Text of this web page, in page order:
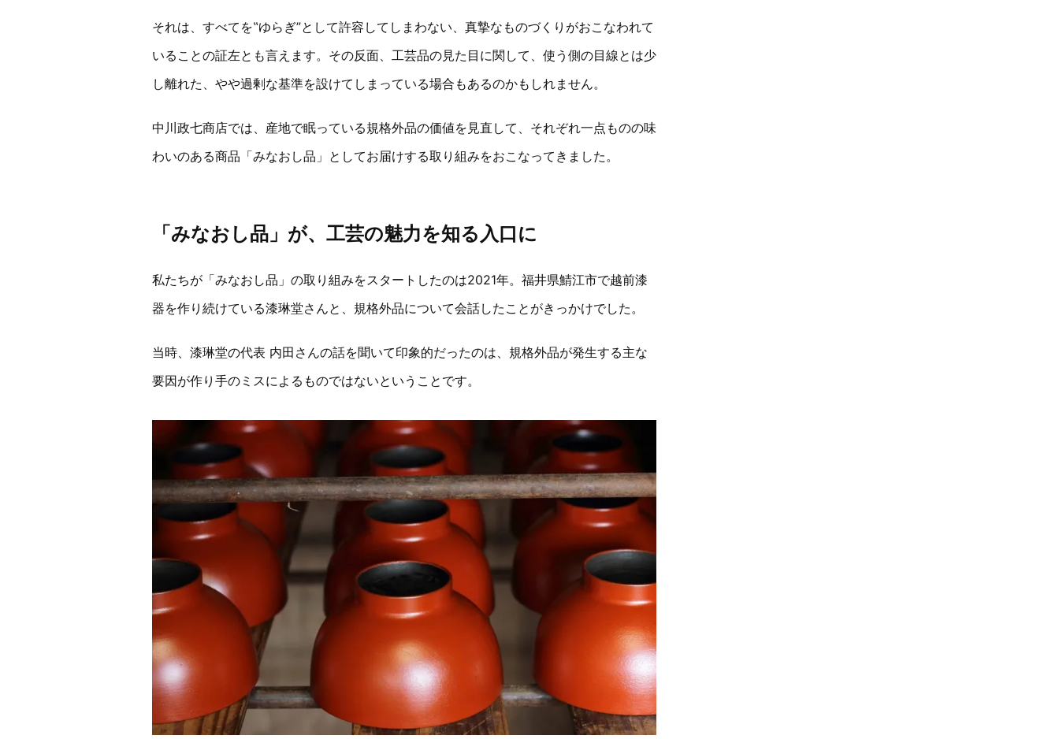
それは、すべてを‟ゆらぎ”として許容してしまわない、真摯なものづくりがおこなわれて
いることの証左とも言えます。その反面、工芸品の見た目に関して、使う側の目線とは少
し離れた、やや過剰な基準を設けてしまっている場合もあるのかもしれません。
中川政七商店では、産地で眠っている規格外品の価値を見直して、それぞれ一点ものの味
わいのある商品「みなおし品」としてお届けする取り組みをおこなってきました。
「みなおし品」が、工芸の魅力を知る入口に
私たちが「みなおし品」の取り組みをスタートしたのは2021年。福井県鯖江市で越前漆
器を作り続けている漆琳堂さんと、規格外品について会話したことがきっかけでした。
当時、漆琳堂の代表 内田さんの話を聞いて印象的だったのは、規格外品が発生する主な
要因が作り手のミスによるものではないということです。